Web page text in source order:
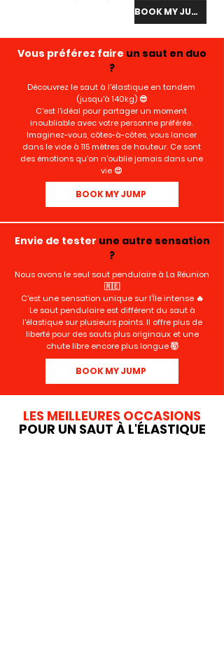
BOOK MY JUMP
Vous préférez faire un saut en duo
?
Découvrez le saut à l'élastique en tandem
(jusqu'à 140kg) 😎
C'est l'idéal pour partager un moment
inoubliable avec votre personne préférée.
Imaginez-vous, côtes-à-côtes, vous lancer
dans le vide à 115 mètres de hauteur. Ce sont
des émotions qu'on n'oublie jamais dans une
vie 😍
BOOK MY JUMP
Envie de tester une autre sensation
?
Nous avons le seul saut pendulaire à La Réunion
🇷🇪
C'est une sensation unique sur l'Île intense 🔥
Le saut pendulaire est différent du saut à
l'élastique sur plusieurs points. Il offre plus de
liberté pour des sauts plus originaux et une
chute libre encore plus longue 🤯
BOOK MY JUMP
LES MEILLEURES OCCASIONS
POUR UN SAUT À L'ÉLASTIQUE